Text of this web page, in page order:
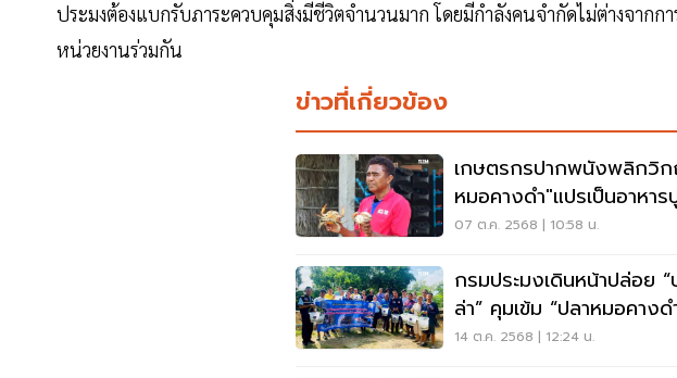
ประมงต้องแบกรับภาระควบคุมสิ่งมีชีวิตจำนวนมาก โดยมีกำลังคนจำกัดไม่ต่างจาก
หน่วยงานร่วมกัน
ข่าวที่เกี่ยวข้อง
เกษตรกรปากพนังพลิกวิ
หมอคางดำ"แปรเป็นอาหาร
07 ต.ค. 2568 | 10:58 น.
กรมประมงเดินหน้าปล่อย
ล่า” คุมเข้ม “ปลาหมอคางด
14 ต.ค. 2568 | 12:24 น.